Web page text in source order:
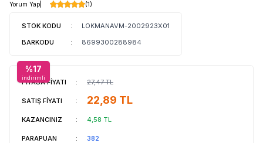
Yorum Yap (1)
STOK KODU :
LOKMANAVM-2002923X01
BARKODU
: 8699300288984
%17
indirimli
PİYASA FİYATI : 27,47TL
SATIŞ FİYATI : 22,89 TL
KAZANCINIZ : 4,58 TL
PARAPUAN : 382